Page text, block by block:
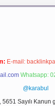
E-mail:
Whatsapp:
@karabul
5651 Sayılı